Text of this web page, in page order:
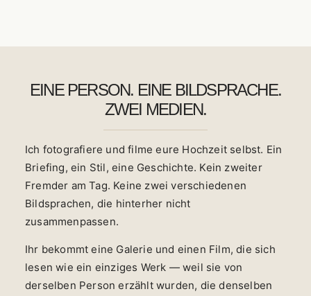
EINE PERSON. EINE BILDSPRACHE.
ZWEI MEDIEN.
Ich fotografiere und filme eure Hochzeit selbst. Ein
Briefing, ein Stil, eine Geschichte. Kein zweiter
Fremder am Tag. Keine zwei verschiedenen
Bildsprachen, die hinterher nicht
zusammenpassen.
Ihr bekommt eine Galerie und einen Film, die sich
lesen wie ein einziges Werk — weil sie von
derselben Person erzählt wurden, die denselben